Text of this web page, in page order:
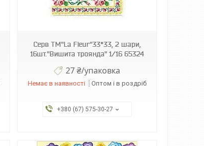
Серв ТМ"La Fleur"33*33, 2 шари,
16шт."Вишита троянда" 1/16 65324
27 ₴/упаковка
Немає в наявності Оптом і в роздріб
+380 (67) 575-30-27